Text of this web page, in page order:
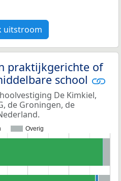
uitstroom
praktijkgerichte of
school
De Kimkiel,
de Groningen, de
Overig